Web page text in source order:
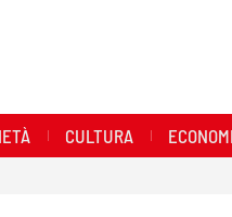
CULTURA